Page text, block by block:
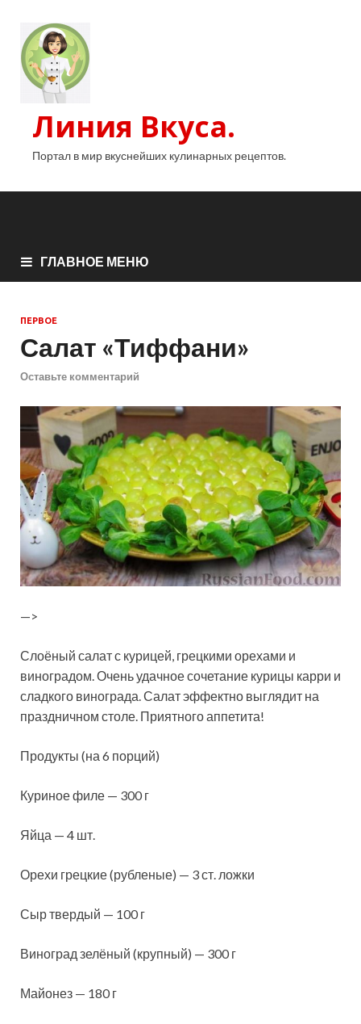
Линия Вкуса.
Портал в мир вкуснейших кулинарных рецептов.
ГЛАВНОЕ МЕНЮ
ПЕРВОЕ
Салат «Тиффани»
Оставьте комментарий
—>
Слоёный салат с курицей, грецкими орехами и
виноградом. Очень удачное сочетание курицы карри и
сладкого винограда. Салат эффектно выглядит на
праздничном столе. Приятного аппетита!
Продукты (на 6 порций)
Куриное филе — 300 г
Яйца — 4 шт.
Орехи грецкие(рубленые) — 3 ст. ложки
Сыр твердый — 100 г
Виноград зелёный (крупный) — 300 г
Майонез — 180 г